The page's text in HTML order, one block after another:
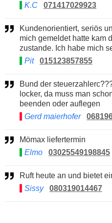
K.C
071417029923
Kundenorientiert, seriös und kompetent. Nach dem ich
mich gemeldet hatte kam
zustande. Ich habe mich
Pit
015123857855
Bund der steuerzahlerc??? penetranter anruf, lässt nicht
locker, da muss man
beenden oder auflegen
Gerd maierhofer
Mömax liefertermin
Elmo
03025549198845
Ruft heute an und bietet
Sissy
080319014467